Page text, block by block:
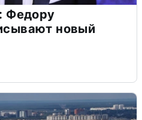
Федору
новый